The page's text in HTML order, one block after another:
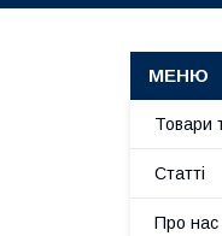
Товари
Статті
Про нас